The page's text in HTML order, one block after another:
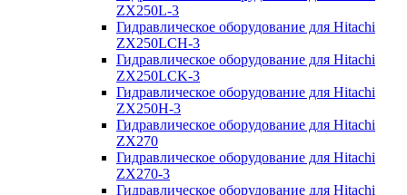
ZX250L-3
Гидравлическое оборудование для Hitachi
ZX250LCH-3
Гидравлическое оборудование для Hitachi
ZX250LCK-3
Гидравлическое оборудование для Hitachi
ZX250Н-3
Гидравлическое оборудование для Hitachi
ZX270
Гидравлическое оборудование для Hitachi
ZX270-3
Гидравлическое оборудование для Hitachi